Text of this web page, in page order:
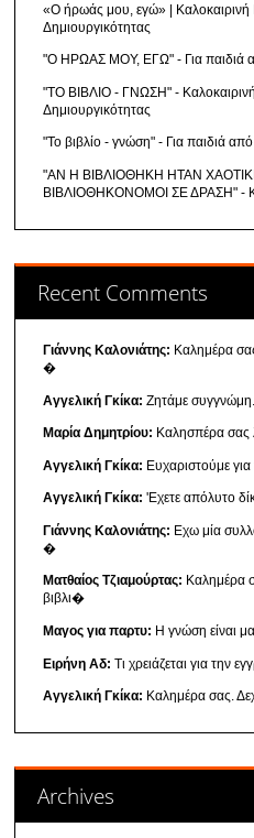
«Ο ήρωάς μου, εγώ» | Καλοκαιρινή
Δημιουργικότητας
"Ο ΗΡΩΑΣ ΜΟΥ, ΕΓΩ" - Για παιδιά
"ΤΟ ΒΙΒΛΙΟ - ΓΝΩΣΗ" -
Δημιουργικότητας
"Το βιβλίο - γνώση" - Για παιδιά
"ΑΝ Η ΒΙΒΛΙΟΘΗΚΗ ΗΤΑΝ
ΒΙΒΛΙΟΘΗΚΟΝΟΜΟΙ ΣΕ ΔΡΑΣΗ" -
Recent Comments
Γιάννης Καλονιάτης: Καλημέρα
�
Αγγελική Γκίκα: Ζητάμε
Μαρία Δημητρίου: Καλησπέρα σας
Αγγελική Γκίκα: Ευχαριστούμε
Αγγελική Γκίκα: 'Εχετε απόλυτο
Γιάννης Καλονιάτης: Εχω μία
�
Ματθαίος Τζιαμούρτας: Καλημέρα
βιβλι�
Μαγος για παρτυ: Η γνώση είναι
Ειρήνη Αδ: Τι χρειάζεται για την
Αγγελική Γκίκα: Καλημέρα σας.
Archives